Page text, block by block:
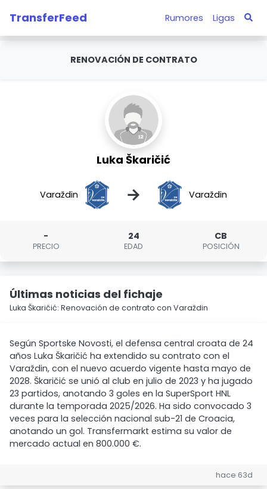
TransferFeed Rumores Ligas
RENOVACIÓN DE CONTRATO
Luka Škaričić
Varaždin → Varaždin
-
PRECIO
24
EDAD
CB
POSICIÓN
Últimas noticias del fichaje
Luka Škaričić: Renovación de contrato con Varaždin
Según Sportske Novosti, el defensa central croata de 24
años Luka Škaričić ha extendido su contrato con el
Varaždin, con el nuevo acuerdo vigente hasta mayo de
2028. Škaričić se unió al club en julio de 2023 y ha jugado
23 partidos, anotando 3 goles en la SuperSport HNL
durante la temporada 2025/2026. Ha sido convocado 3
veces para la selección nacional sub-21 de Croacia,
anotando un gol. Transfermarkt estima su valor de
mercado actual en 800.000 €.
hace 63d